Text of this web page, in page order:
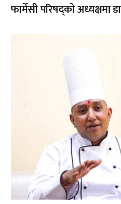
फार्मेसी परिषद्को अध्यक्षमा
,